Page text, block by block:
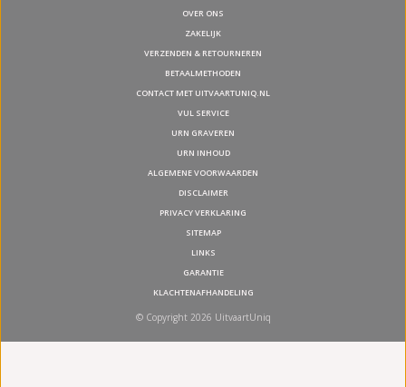
OVER ONS
ZAKELIJK
VERZENDEN & RETOURNEREN
BETAALMETHODEN
CONTACT MET UITVAARTUNIQ.NL
VUL SERVICE
URN GRAVEREN
URN INHOUD
ALGEMENE VOORWAARDEN
DISCLAIMER
PRIVACY VERKLARING
SITEMAP
LINKS
GARANTIE
KLACHTENAFHANDELING
© Copyright 2026 UitvaartUniq